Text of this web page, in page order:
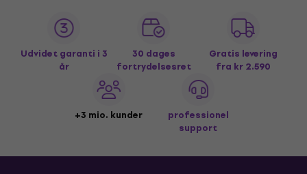
Udvidet garanti i 3
år
30 dages
fortrydelsesret
Gratis levering
fra kr 2.590
+3 mio. kunder
professionel
support